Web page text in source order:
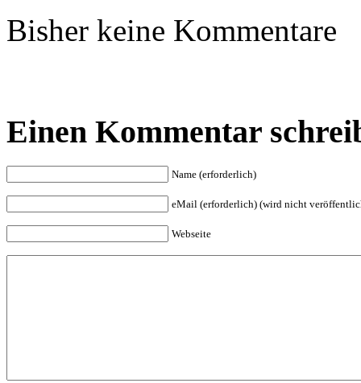
Bisher keine Kommentare
Einen Kommentar
Name (erforderlich)
eMail (erforderlich) (wird nicht
Webseite